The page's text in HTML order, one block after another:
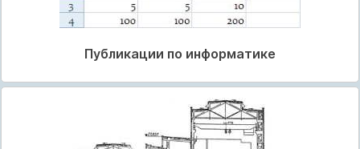
Публикации по информатике